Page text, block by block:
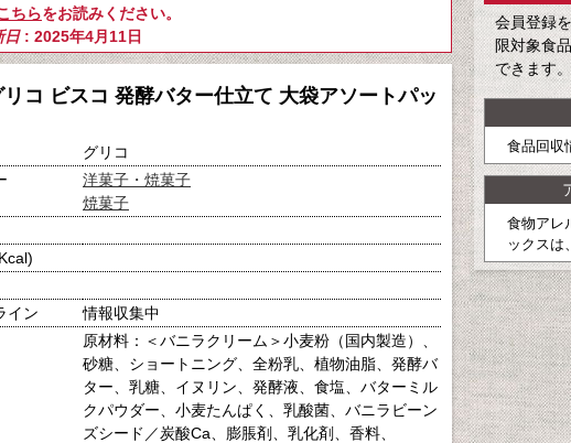
ちらをお読みください。
日: 2025年4月11日
リコ ビスコ 発酵バター仕立て 大袋アソートパッ
グリコ
洋菓子・焼菓子
焼菓子
イン
情報収集中
原材料：＜バニラクリーム＞小麦粉（国内製造）、
砂糖、ショートニング、全粉乳、植物油脂、発酵バ
ター、乳糖、イヌリン、発酵液、食塩、バターミル
クパウダー、小麦たんぱく、乳酸菌、バニラビーン
ズシード／炭酸Ca、膨脹剤、乳化剤、香料、
会員登録
限対象食
できます。
食品回収
食物アレ
ックスは、